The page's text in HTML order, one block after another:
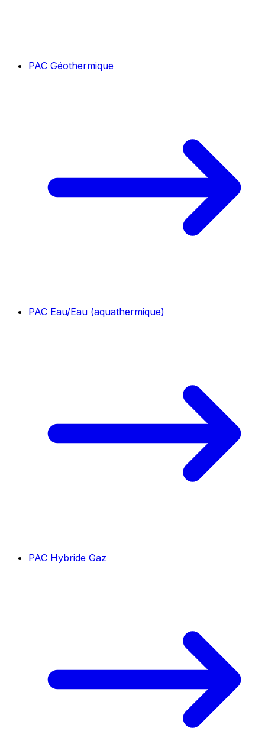
PAC Géothermique
PAC Eau/Eau (aquathermique)
PAC Hybride Gaz